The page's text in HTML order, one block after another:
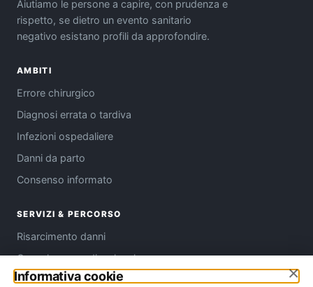
Aiutiamo le persone a capire, con prudenza e
rispetto, se dietro un evento sanitario
negativo esistano profili da approfondire.
AMBITI
Errore chirurgico
Diagnosi errata o tardiva
Infezioni ospedaliere
Danni da parto
Consenso informato
SERVIZI & PERCORSO
Risarcimento danni
Consulenza medico-legale
Come funziona
×
Informativa cookie